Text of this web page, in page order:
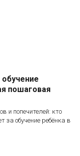
пошаговая
и попечителей: кто
за обучение ребёнка в